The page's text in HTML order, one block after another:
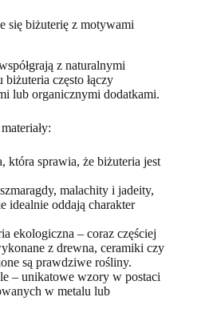
się biżuterię z motywami
z naturalnymi
biżuteria często łączy
lub organicznymi dodatkami.
która sprawia, że biżuteria jest
malachity i jadeity,
idealnie oddają charakter
ekologiczna – coraz częściej
z drewna, ceramiki czy
są prawdziwe rośliny.
– unikatowe wzory w postaci
w metalu lub